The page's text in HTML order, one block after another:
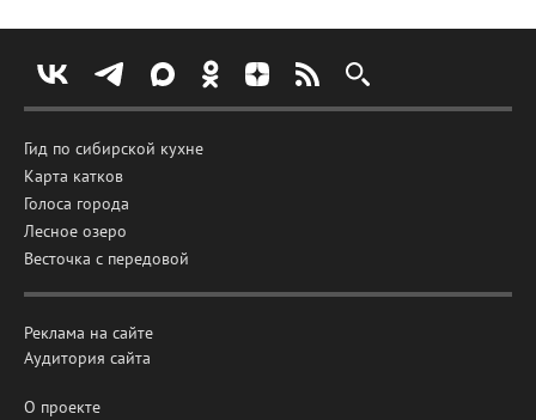
Гид по сибирской кухне
Карта катков
Голоса города
Лесное озеро
Весточка с передовой
Реклама на сайте
Аудитория сайта
О проекте